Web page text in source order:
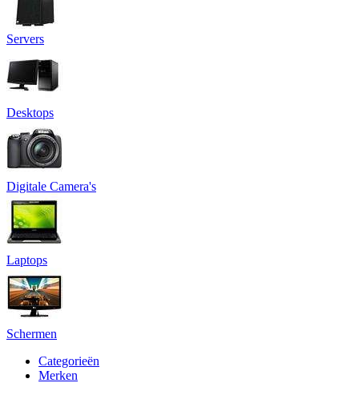
Servers
Desktops
Digitale Camera's
Laptops
Schermen
Categorieën
Merken